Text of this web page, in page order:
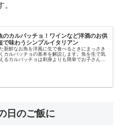
のカルパッチョ！ワインなど洋酒のお供
で味わうシンプルイタリアン
新鮮なお魚を洋風に生で食べるときにまっさき
カルパッチョの基本を解説します。魚を生で気
るカルパッチョは刺身よりも簡単でお子さんや
日のご飯に